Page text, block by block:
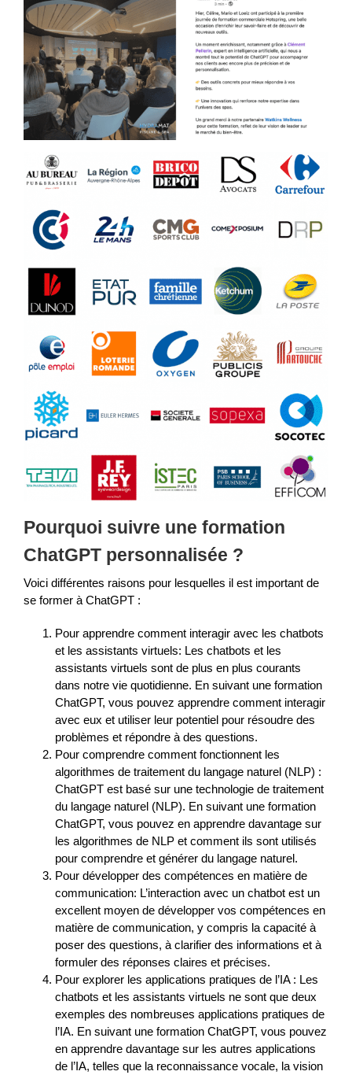
Pourquoi suivre une formation
ChatGPT personnalisée ?
Voici différentes raisons pour lesquelles il est important de
se former à ChatGPT :
Pour apprendre comment interagir avec les chatbots
et les assistants virtuels: Les chatbots et les
assistants virtuels sont de plus en plus courants
dans notre vie quotidienne. En suivant une formation
ChatGPT, vous pouvez apprendre comment interagir
avec eux et utiliser leur potentiel pour résoudre des
problèmes et répondre à des questions.
Pour comprendre comment fonctionnent les
algorithmes de traitement du langage naturel (NLP) :
ChatGPT est basé sur une technologie de traitement
du langage naturel (NLP). En suivant une formation
ChatGPT, vous pouvez en apprendre davantage sur
les algorithmes de NLP et comment ils sont utilisés
pour comprendre et générer du langage naturel.
Pour développer des compétences en matière de
communication: L’interaction avec un chatbot est un
excellent moyen de développer vos compétences en
matière de communication, y compris la capacité à
poser des questions, à clarifier des informations et à
formuler des réponses claires et précises.
Pour explorer les applications pratiques de l’IA : Les
chatbots et les assistants virtuels ne sont que deux
exemples des nombreuses applications pratiques de
l’IA. En suivant une formation ChatGPT, vous pouvez
en apprendre davantage sur les autres applications
de l’IA, telles que la reconnaissance vocale, la vision